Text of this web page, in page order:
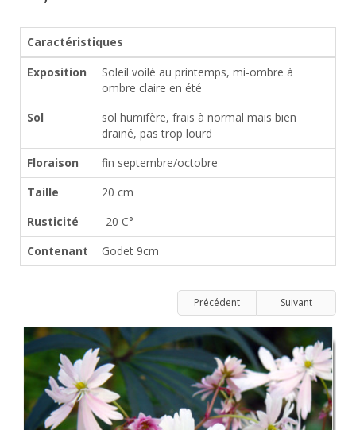
Caractéristiques
Exposition
Soleil voilé au printemps, mi-ombre à
ombre claire en été
Sol
sol humifère, frais à normal mais bien
drainé, pas trop lourd
Floraison
fin septembre/octobre
Taille
20 cm
Rusticité
-20 C°
Contenant
Godet 9cm
Précédent Suivant